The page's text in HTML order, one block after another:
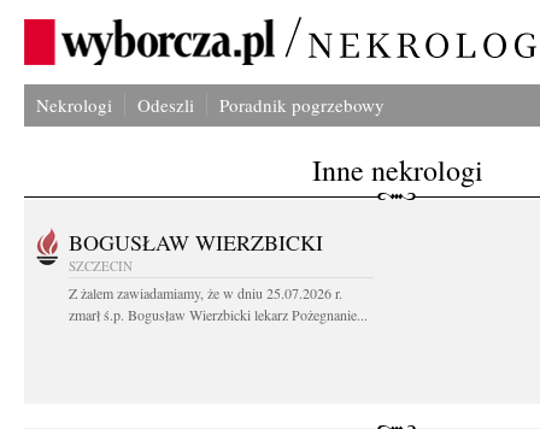
Nekrologi Odeszli Poradnik pogrzebowy
Inne nekrologi
BOGUSŁAW WIERZBICKI
SZCZECIN
Z żalem zawiadamiamy, że w dniu 25.07.2026 r.
zmarł ś.p. Bogusław Wierzbicki lekarz Pożegnanie...